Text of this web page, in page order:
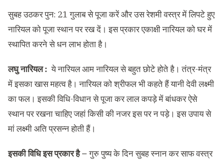
सुबह उठकर पुन: 21 गुलाब से पूजा करें और उस रेशमी वस्त्र में लिपटे हुए
नारियल को पूजा स्थान पर रख दें। इस प्रकार एकाक्षी नारियल को घर में
स्थापित करने से धन लाभ होता है।
लघु नारियल : ये नारियल आम नारियल से बहुत छोटे होते है। तंत्र-मंत्र
में इसका खास महत्व है। नारियल को श्रीफल भी कहते हैं यानी देवी लक्ष्मी
का फल। इसकी विधि-विधान से पूजा कर लाल कपड़े में बांधकर ऐसे
स्थान पर रखना चाहिए जहां किसी की नजर इस पर न पड़े। इस उपाय से
मां लक्ष्मी अति प्रसन्न होती हैं।
इसकी विधि इस प्रकार है–गुरु पुष्य के दिन सुबह स्नान कर साफ वस्त्र